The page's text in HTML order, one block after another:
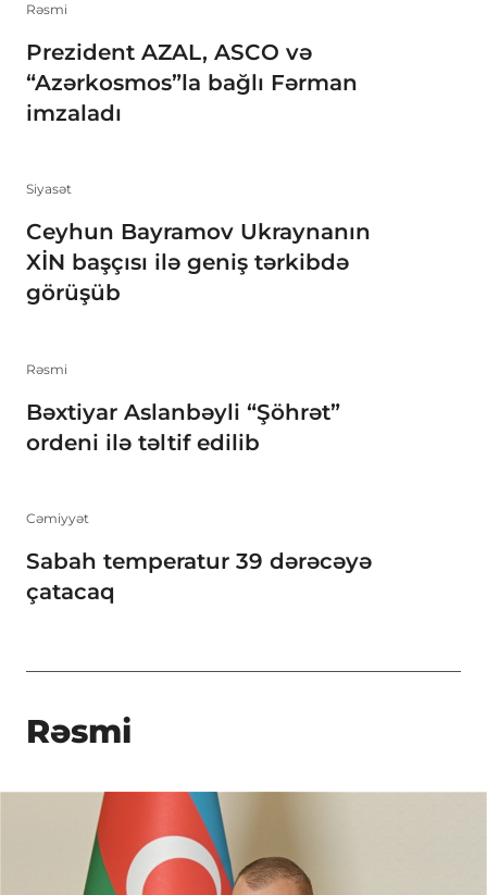
Rəsmi
Prezident AZAL, ASCO və
“Azərkosmos”la bağlı Fərman
imzaladı
Siyasət
Ceyhun Bayramov Ukraynanın
XİN başçısı ilə geniş tərkibdə
görüşüb
Rəsmi
Bəxtiyar Aslanbəyli “Şöhrət”
ordeni ilə təltif edilib
Cəmiyyət
Sabah temperatur 39 dərəcəyə
çatacaq
Rəsmi